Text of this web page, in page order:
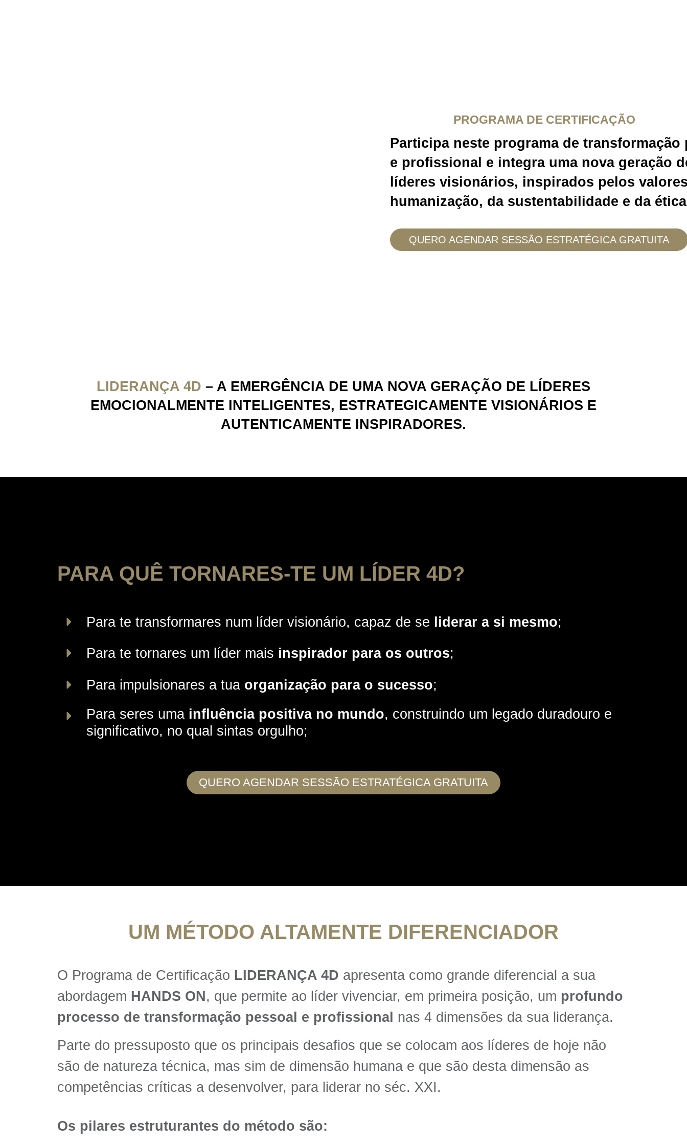
PROGRAMA DE CERTIFICAÇÃO
Participa neste programa de transformação
e profissional e integra uma nova geração
líderes visionários, inspirados pelos
humanização, da sustentabilidade e da
QUERO AGENDAR SESSÃO ESTRATÉGICA GRATUITA
LIDERANÇA 4D – A EMERGÊNCIA DE UMA NOVA GERAÇÃO DE LÍDERES
EMOCIONALMENTE INTELIGENTES, ESTRATEGICAMENTE VISIONÁRIOS E
AUTENTICAMENTE INSPIRADORES.
PARA QUÊ TORNARES-TE UM LÍDER 4D?
Para te transformares num líder visionário, capaz de se liderar a si mesmo;
Para te tornares um líder mais inspirador para os outros;
Para impulsionares a tua organização para o sucesso;
Para seres uma influência positiva no mundo, construindo um legado duradouro e
significativo, no qual sintas orgulho;
QUERO AGENDAR SESSÃO ESTRATÉGICA GRATUITA
UM MÉTODO ALTAMENTE DIFERENCIADOR
O Programa de Certificação LIDERANÇA 4D apresenta como grande diferencial a sua
abordagem HANDS ON, que permite ao líder vivenciar, em primeira posição, um profundo
processo de transformação pessoal e profissional nas 4 dimensões da sua liderança.
Parte do pressuposto que os principais desafios que se colocam aos líderes de hoje não
são de natureza técnica, mas sim de dimensão humana e que são desta dimensão as
competências críticas a desenvolver, para liderar no séc. XXI.
Os pilares estruturantes do método são: